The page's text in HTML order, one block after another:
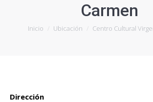
Carmen
Estás aquí:
Inicio Ubicación Centro Cultural
Dirección